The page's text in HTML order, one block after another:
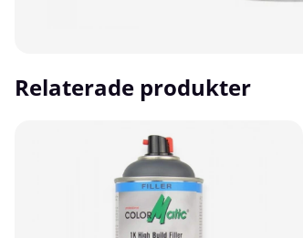
Relaterade produkter